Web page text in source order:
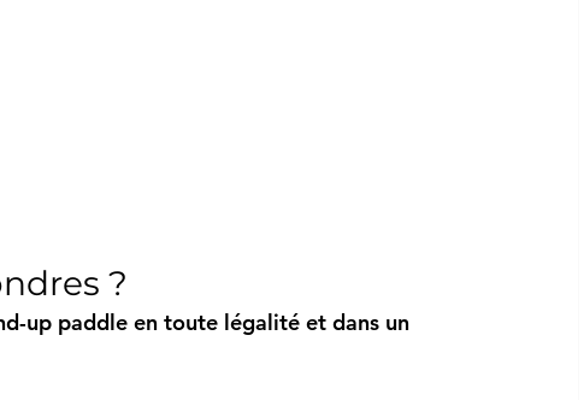
?
up paddle en toute légalité et dans un